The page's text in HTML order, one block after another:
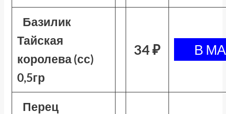
Базилик
Тайская
королева (сс)
0,5гр
34 ₽
Перец